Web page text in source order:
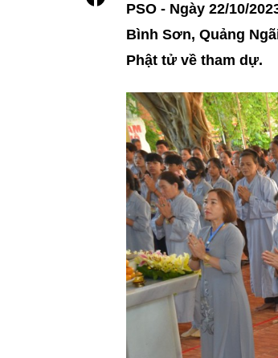
PSO - Ngày 22/10/
Bình Sơn, Quảng
Phật tử về tham dự.